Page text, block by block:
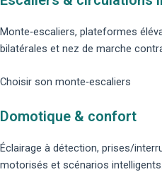
Monte‑escaliers, plateformes
bilatérales et nez de marche
Choisir son monte‑escaliers
Domotique & confort
Éclairage à détection, prises/
motorisés et scénarios intelligents.